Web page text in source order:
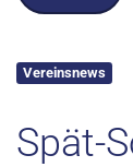
Vereinsnews
Spät-
Kontakt